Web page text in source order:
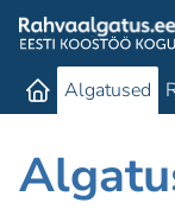
Algatused